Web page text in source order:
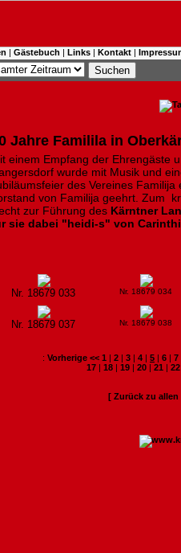
| Gästebuch | Links | Kontakt |
Jahre Familila in
einem Empfang der Ehrengäste
wurde mit Musik und
des Vereines
von Familija geehrt. Zum
zur Führung des Kärntner
sie dabei "heidi-s" von
Nr. 18679 033 Nr. 18679 034
Nr. 18679 037 Nr. 18679 038
: Vorherige << 1 | 2 | 3 | 4 | 5 | 6 | 7
17 |18 |19 |20 |21 |22
[ Zurück zu